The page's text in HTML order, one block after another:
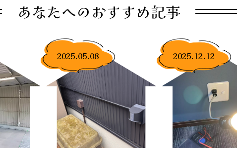
あなたへのおすすめ記事
2025.05.08 2025.12.12